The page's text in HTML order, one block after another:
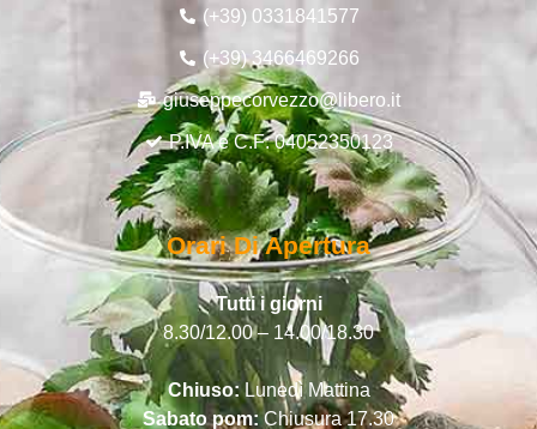
(+39) 0331841577
(+39) 3466469266
giuseppecorvezzo@libero.it
P.IVA e C.F: 04052350123
Orari Di Apertura
Tutti i giorni
8.30/12.00 – 14.00/18.30
Chiuso:Lunedì Mattina
Sabato pom:Chiusura 17.30